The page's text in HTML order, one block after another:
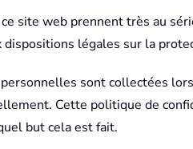
site web prennent très au
dispositions légales sur la
sont collectées
Cette politique de
but cela est fait.